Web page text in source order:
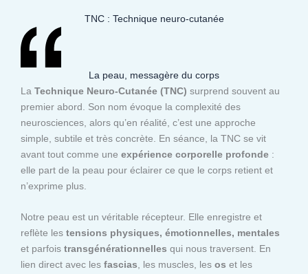
TNC : Technique neuro-cutanée
La peau, messagère du corps
La Technique Neuro-Cutanée (TNC) surprend souvent au
premier abord. Son nom évoque la complexité des
neurosciences, alors qu’en réalité, c’est une approche
simple, subtile et très concrète. En séance, la TNC se vit
avant tout comme une expérience corporelle profonde :
elle part de la peau pour éclairer ce que le corps retient et
n’exprime plus.
Notre peau est un véritable récepteur. Elle enregistre et
reflète les tensions physiques, émotionnelles, mentales
et parfois transgénérationnelles qui nous traversent. En
lien direct avec les fascias, les muscles, les os et les